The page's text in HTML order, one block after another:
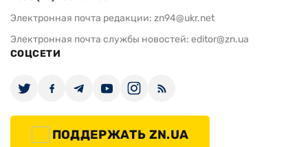
Электронная почта редакции: zn94@ukr.net
Электронная почта службы новостей: editor@zn.ua
СОЦСЕТИ
ПОДДЕРЖАТЬ ZN.UA